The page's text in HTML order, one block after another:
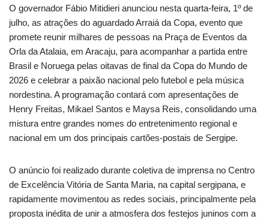
O governador Fábio Mitidieri anunciou nesta quarta-feira, 1º de
julho, as atrações do aguardado Arraiá da Copa, evento que
promete reunir milhares de pessoas na Praça de Eventos da
Orla da Atalaia, em Aracaju, para acompanhar a partida entre
Brasil e Noruega pelas oitavas de final da Copa do Mundo de
2026 e celebrar a paixão nacional pelo futebol e pela música
nordestina. A programação contará com apresentações de
Henry Freitas, Mikael Santos e Maysa Reis, consolidando uma
mistura entre grandes nomes do entretenimento regional e
nacional em um dos principais cartões-postais de Sergipe.
O anúncio foi realizado durante coletiva de imprensa no Centro
de Excelência Vitória de Santa Maria, na capital sergipana, e
rapidamente movimentou as redes sociais, principalmente pela
proposta inédita de unir a atmosfera dos festejos juninos com a